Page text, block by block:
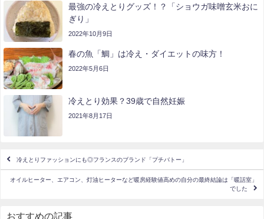
最強の冷えとりグッズ！？「ショウガ味噌玄米おに
ぎり」
2022年10月9日
春の魚「鯛」は冷え・ダイエットの味方！
2022年5月6日
冷えとり効果？39歳で自然妊娠
2021年8月17日
冷えとりファッションにも◎フランスのブランド「プチバトー」
オイルヒーター、エアコン、灯油ヒーターなど暖房経験値高めの自分の最終結論は「暖話室」
でした
おすすめの記事